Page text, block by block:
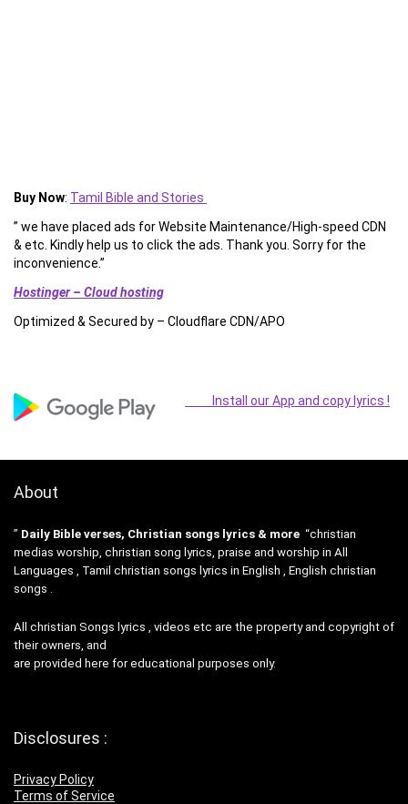
Buy Now: Tamil Bible and Stories
” we have placed ads for Website Maintenance/High-speed CDN
& etc. Kindly help us to click the ads. Thank you. Sorry for the
inconvenience.”
Hostinger – Cloud hosting
Optimized & Secured by – Cloudflare CDN/APO
Install our App and copy lyrics !
About
” Daily Bible verses, Christian songs lyrics & more “christian
medias worship, christian song lyrics, praise and worship in All
Languages , Tamil christian songs lyrics in English , English christian
songs .
All christian Songs lyrics , videos etc are the property and copyright of
their owners, and
are provided here for educational purposes only.
Disclosures :
Privacy Policy
Terms of Service